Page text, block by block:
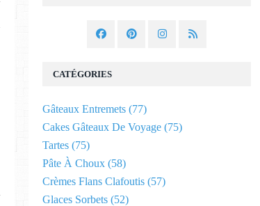
CATÉGORIES
Gâteaux Entremets (77)
Cakes Gâteaux De Voyage (75)
Tartes (75)
Pâte À Choux (58)
Crèmes Flans Clafoutis (57)
Glaces Sorbets (52)